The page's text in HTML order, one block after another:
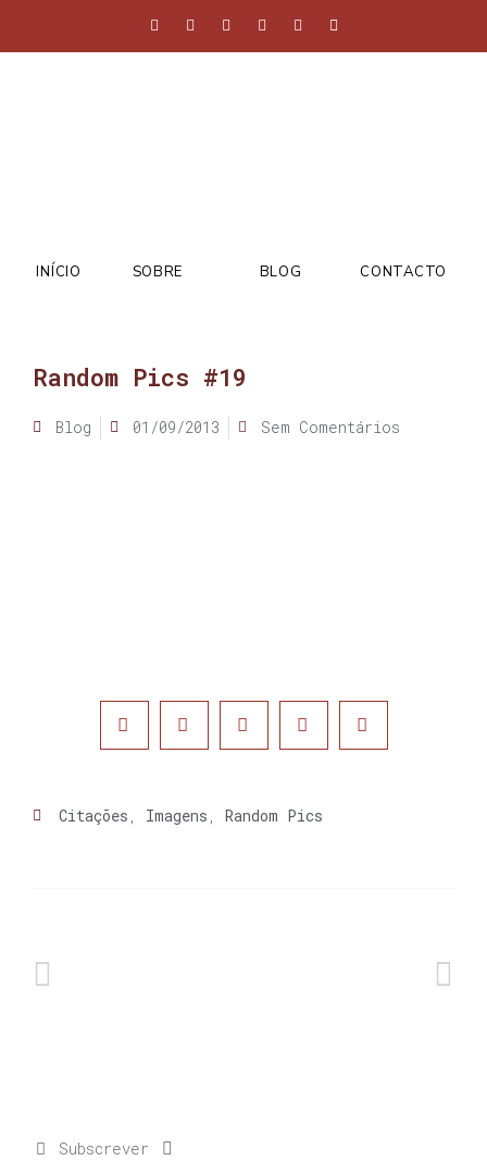
INÍCIO SOBRE BLOG CONTACTO
Random Pics #19
Blog 01/09/2013 Sem Comentários
Citações , Imagens , Random Pics
Subscrever